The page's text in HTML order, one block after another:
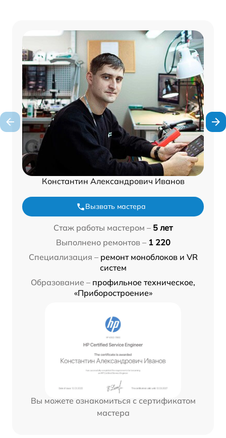
Константин Александрович Иванов
Вызвать мастера
Стаж работы мастером – 5 лет
Выполнено ремонтов – 1 220
Специализация – ремонт моноблоков и VR
систем
Образование – профильное техническое,
«Приборостроение»
Вы можете ознакомиться с сертификатом
мастера